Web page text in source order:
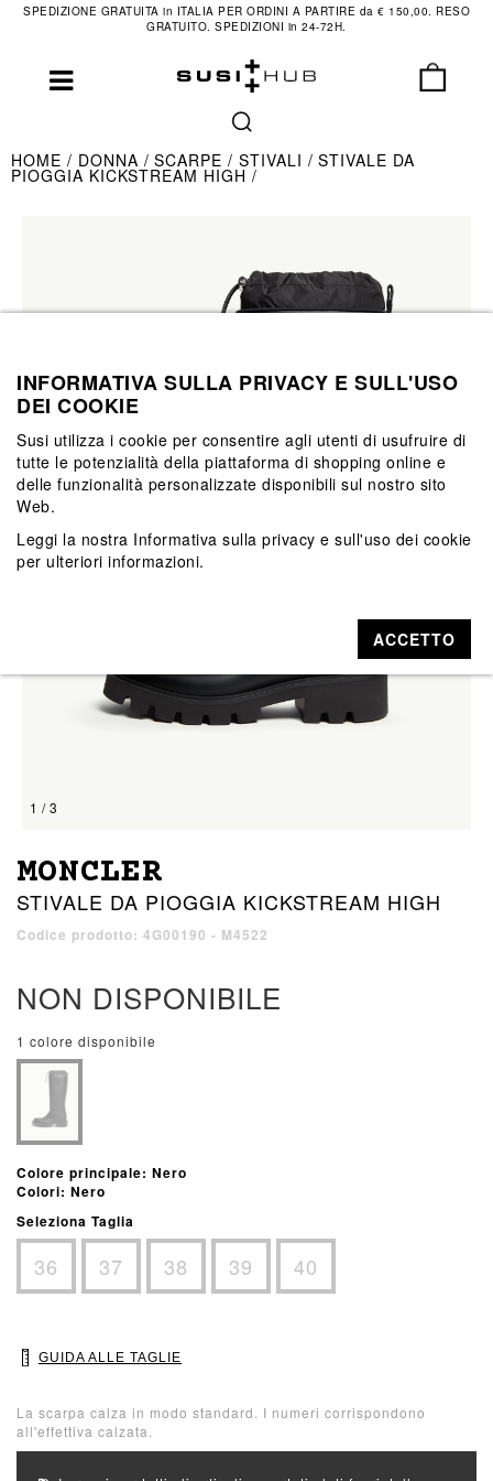
SPEDIZIONE GRATUITA in ITALIA PER ORDINI A PARTIRE da € 150,00. RESO
GRATUITO. SPEDIZIONI in 24-72H.
HOME DONNA SCARPE STIVALI STIVALE DA
PIOGGIA KICKSTREAM HIGH
1 / 3
MONCLER
STIVALE DA PIOGGIA KICKSTREAM HIGH
Codice prodotto: 4G00190 - M4522
NON DISPONIBILE
1 colore disponibile
Colore principale: Nero
Colori: Nero
Seleziona Taglia
36 37 38 39 40
GUIDA ALLE TAGLIE
La scarpa calza in modo standard. I numeri corrispondono
all'effettiva calzata.
INFORMATIVA SULLA PRIVACY E SULL'USO
DEI COOKIE
Susi utilizza i cookie per consentire agli utenti di usufruire di
tutte le potenzialità della piattaforma di shopping online e
delle funzionalità personalizzate disponibili sul nostro sito
Web.
Leggi la nostra Informativa sulla privacy e sull'uso dei cookie
per ulteriori informazioni.
ACCETTO